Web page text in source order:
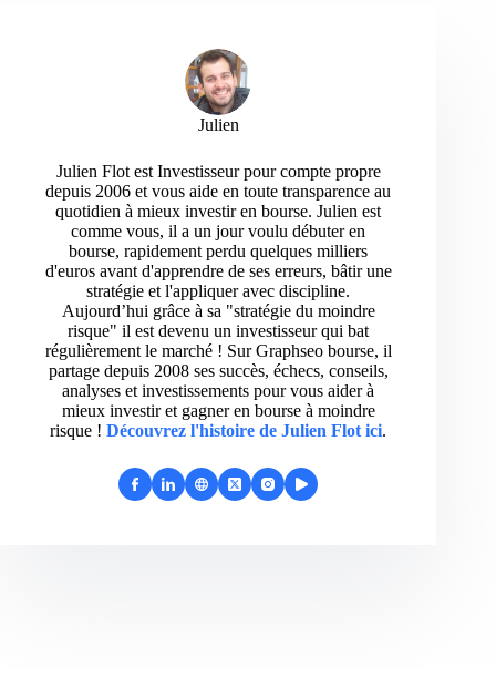
Julien
Julien Flot est Investisseur pour compte propre
depuis 2006 et vous aide en toute transparence au
quotidien à mieux investir en bourse. Julien est
comme vous, il a un jour voulu débuter en
bourse, rapidement perdu quelques milliers
d'euros avant d'apprendre de ses erreurs, bâtir une
stratégie et l'appliquer avec discipline.
Aujourd’hui grâce à sa "stratégie du moindre
risque" il est devenu un investisseur qui bat
régulièrement le marché ! Sur Graphseo bourse, il
partage depuis 2008 ses succès, échecs, conseils,
analyses et investissements pour vous aider à
mieux investir et gagner en bourse à moindre
risque ! Découvrez l'histoire de Julien Flot ici.